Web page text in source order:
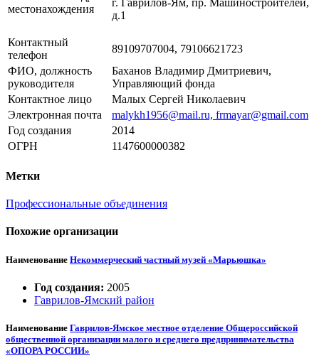
местонахождения
д.1
Контактный
телефон
89109707004, 79106621723
ФИО, должность
руководителя
Баханов Владимир Дмитриевич,
Управляющий фонда
Контактное лицо
Малых Сергей Николаевич
Электронная почта
malykh1956@mail.ru, frmayar@gmail.com
Год создания
2014
ОГРН
1147600000382
Метки
Профессиональные объединения
Похожие организации
Наименование Некоммерческий частный музей «Марьюшка»
Год создания: 2005
Гаврилов-Ямский район
Наименование Гаврилов-Ямское местное отделение Общероссийской
общественной организации малого и среднего предпринимательства
«ОПОРА РОССИИ»